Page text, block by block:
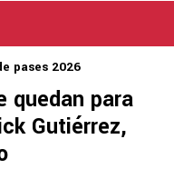
pases 2026
quedan para
Gutiérrez,